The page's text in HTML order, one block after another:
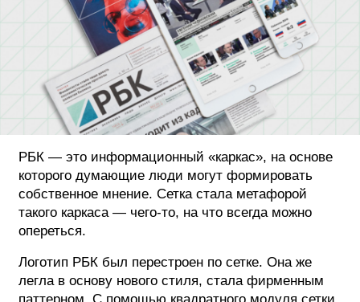
РБК — это информационный «каркас», на основе
которого думающие люди могут формировать
собственное мнение. Сетка стала метафорой
такого каркаса — чего-то, на что всегда можно
опереться.
Логотип РБК был перестроен по сетке. Она же
легла в основу нового стиля, стала фирменным
паттерном. С помощью квадратного модуля сетки
ТИПОГРАФИКА
ИСТОРИИ БРЕНДОВ
О ПРОЕКТЕ
РЕКЛАМА
КОНТАКТЫ